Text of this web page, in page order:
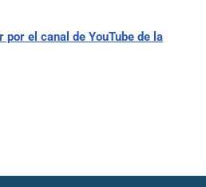
el canal de YouTube de la